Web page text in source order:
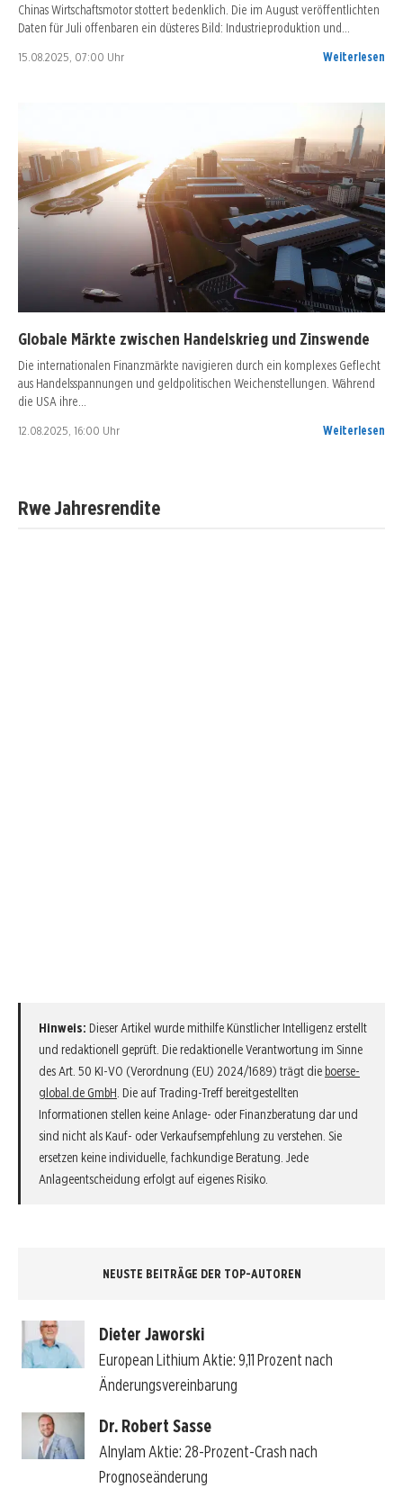
Chinas Wirtschaftsmotor stottert bedenklich. Die im August veröffentlichten
Daten für Juli offenbaren ein düsteres Bild: Industrieproduktion und…
15.08.2025, 07:00 Uhr Weiterlesen
Globale Märkte zwischen Handelskrieg und Zinswende
Die internationalen Finanzmärkte navigieren durch ein komplexes Geflecht
aus Handelsspannungen und geldpolitischen Weichenstellungen. Während
die USA ihre…
12.08.2025, 16:00 Uhr Weiterlesen
Rwe Jahresrendite
Hinweis: Dieser Artikel wurde mithilfe Künstlicher Intelligenz erstellt
und redaktionell geprüft. Die redaktionelle Verantwortung im Sinne
des Art. 50 KI-VO (Verordnung (EU) 2024/1689) trägt die boerse-
global.de GmbH . Die auf Trading-Treff bereitgestellten
Informationen stellen keine Anlage- oder Finanzberatung dar und
sind nicht als Kauf- oder Verkaufsempfehlung zu verstehen. Sie
ersetzen keine individuelle, fachkundige Beratung. Jede
Anlageentscheidung erfolgt auf eigenes Risiko.
NEUSTE BEITRÄGE DER TOP-AUTOREN
Dieter Jaworski
European Lithium Aktie: 9,11 Prozent nach
Änderungsvereinbarung
Dr. Robert Sasse
Alnylam Aktie: 28-Prozent-Crash nach
Prognoseänderung